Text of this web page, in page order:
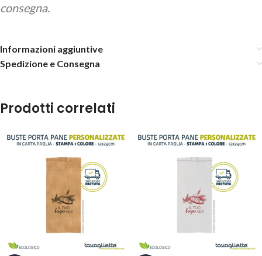
consegna.
Informazioni aggiuntive
Spedizione e Consegna
Prodotti correlati